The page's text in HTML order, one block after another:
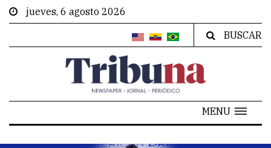
jueves, 6 agosto 2026
BUSCAR
MENU